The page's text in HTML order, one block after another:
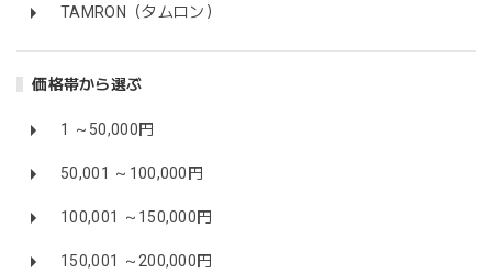
TAMRON（タムロン）
価格帯から選ぶ
1 ～50,000円
50,001 ～100,000円
100,001 ～150,000円
150,001 ～200,000円